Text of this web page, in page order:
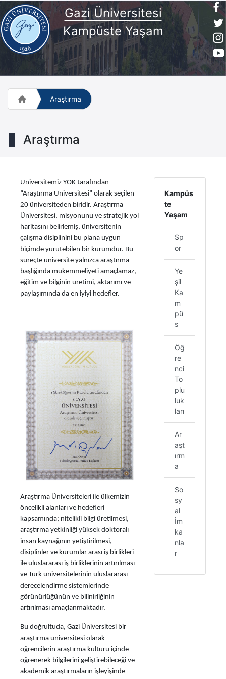
Gazi Üniversitesi
Kampüste Yaşam
Araştırma
Araştırma
Üniversitemiz YÖK tarafından
“Araştırma Üniversitesi” olarak seçilen
20 üniversiteden biridir. Araştırma
Üniversitesi, misyonunu ve stratejik yol
haritasını belirlemiş, üniversitenin
çalışma disiplinini bu plana uygun
biçimde yürütebilen bir kurumdur. Bu
süreçte üniversite yalnızca araştırma
başlığında mükemmeliyeti amaçlamaz,
eğitim ve bilginin üretimi, aktarımı ve
paylaşımında da en iyiyi hedefler.
Araştırma Üniversiteleri ile ülkemizin
öncelikli alanları ve hedefleri
kapsamında; nitelikli bilgi üretilmesi,
araştırma yetkinliği yüksek doktoralı
insan kaynağının yetiştirilmesi,
disiplinler ve kurumlar arası iş birlikleri
ile uluslararası iş birliklerinin artırılması
ve Türk üniversitelerinin uluslararası
derecelendirme sistemlerinde
görünürlüğünün ve bilinirliğinin
artırılması amaçlanmaktadır.
Bu doğrultuda, Gazi Üniversitesi bir
araştırma üniversitesi olarak
öğrencilerin araştırma kültürü içinde
öğrenerek bilgilerini geliştirebileceği ve
akademik araştırmaların işleyişinde
Kampüs
te
Yaşam
Sp
or
Ye
şil
Ka
m
pü
s
Öğ
re
nci
To
plu
luk
ları
Ar
aşt
ırm
a
So
sy
al
İm
ka
nla
r